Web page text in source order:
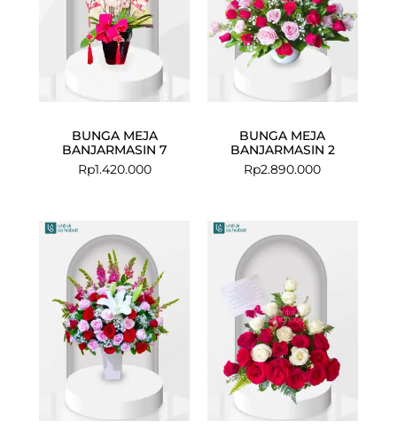
BUNGA MEJA
BANJARMASIN 7
Rp1.420.000
BUNGA MEJA
BANJARMASIN 2
Rp2.890.000